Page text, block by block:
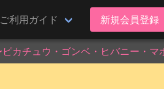
ご利用ガイド 新規会員登録
カチュウ・ゴンベ・ヒバニー・マ